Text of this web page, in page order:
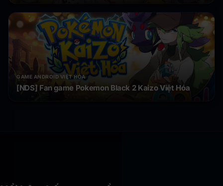
GAME ANDROID VIỆT HÓA
[NDS] Fan game Pokemon Black 2 Kaizo Việt Hóa